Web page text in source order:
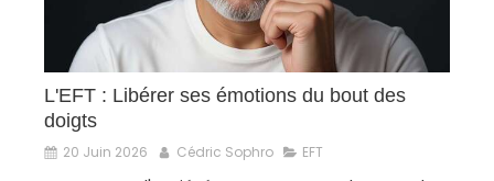
L'EFT : Libérer ses émotions du bout des
doigts
20 Juin 2026 Cédric Sophro EFT